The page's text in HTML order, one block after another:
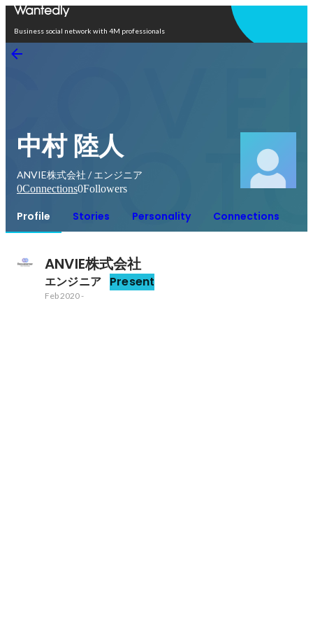
Business social network with 4M professionals
中村 陸人
ANVIE株式会社 / エンジニア
0Connections0Followers
Profile Stories Personality Connections
ANVIE株式会社
エンジニア Present
Feb 2020-